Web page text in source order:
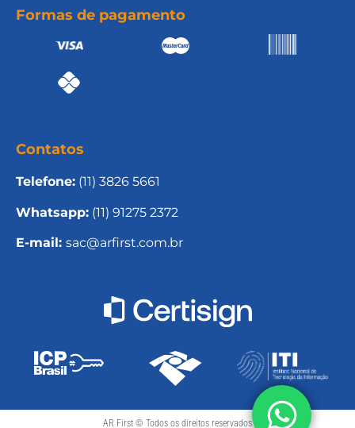
Formas de pagamento
Contatos
Telefone: (11) 3826 5661
Whatsapp: (11) 91275 2372
E-mail: sac@arfirst.com.br
AR First © Todos os direitos reservados